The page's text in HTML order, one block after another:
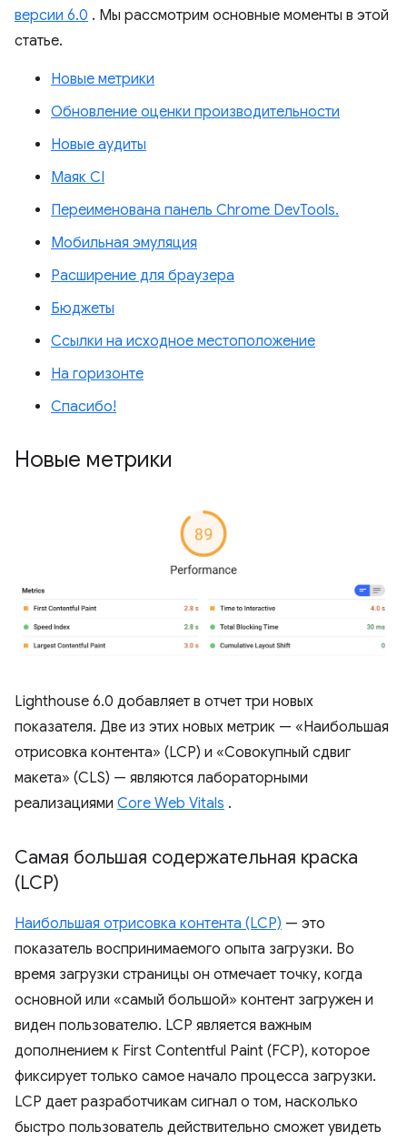
версии 6.0 . Мы рассмотрим основные моменты в этой
статье.
Новые метрики
Обновление оценки производительности
Новые аудиты
Маяк CI
Переименована панель Chrome DevTools.
Мобильная эмуляция
Расширение для браузера
Бюджеты
Ссылки на исходное местоположение
На горизонте
Спасибо!
Новые метрики
Lighthouse 6.0 добавляет в отчет три новых
показателя. Две из этих новых метрик — «Наибольшая
отрисовка контента» (LCP) и «Совокупный сдвиг
макета» (CLS) — являются лабораторными
реализациями Core Web Vitals .
Самая большая содержательная краска
(LCP)
Наибольшая отрисовка контента (LCP) — это
показатель воспринимаемого опыта загрузки. Во
время загрузки страницы он отмечает точку, когда
основной или «самый большой» контент загружен и
виден пользователю. LCP является важным
дополнением к First Contentful Paint (FCP), которое
фиксирует только самое начало процесса загрузки.
LCP дает разработчикам сигнал о том, насколько
быстро пользователь действительно сможет увидеть